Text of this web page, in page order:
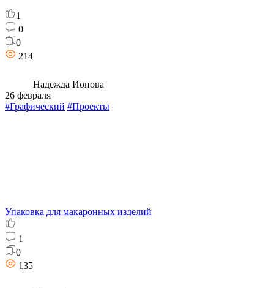
1
0
0
214
Надежда Ионова
26 февраля
#Графический #Проекты
Упаковка для макаронных изделий
1
0
135